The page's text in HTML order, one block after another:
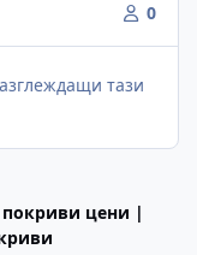
0
тази
цени |